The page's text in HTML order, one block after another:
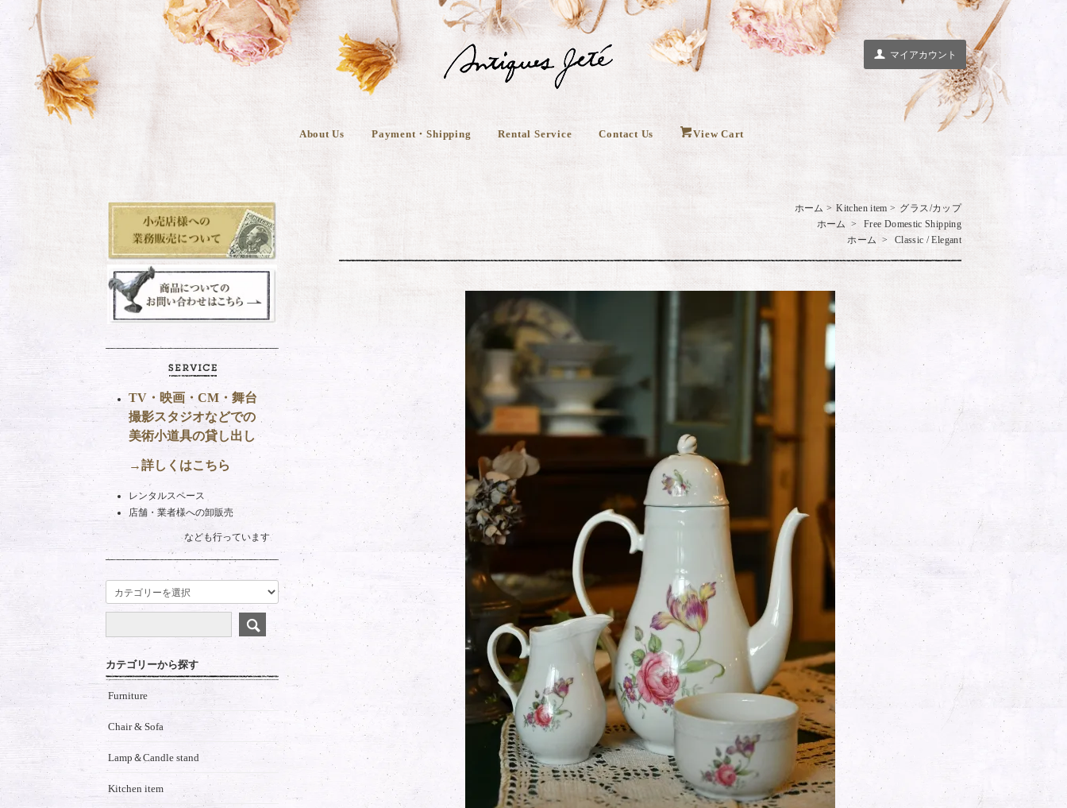
マイアカウント
About Us Payment・Shipping Rental Service Contact Us View Cart
ホーム > Kitchen item > グラス/カップ
ホーム >
Free Domestic Shipping
ホーム > Classic / Elegant
TV・映画・CM・舞台
撮影スタジオなどでの
美術小道具の貸し出し
→詳しくはこちら
レンタルスペース
店舗・業者様への卸販売
なども行っています
カテゴリーから探す
Furniture
Chair & Sofa
Lamp＆Candle stand
Kitchen item